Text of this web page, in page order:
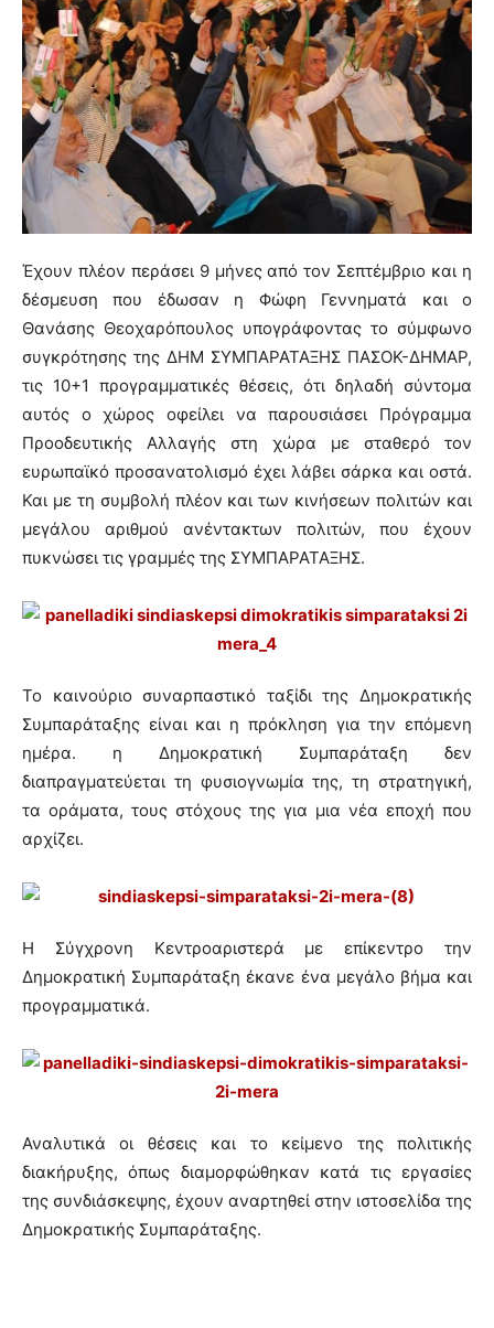
Έχουν πλέον περάσει 9 μήνες από τον Σεπτέμβριο και η
δέσμευση που έδωσαν η Φώφη Γεννηματά και ο
Θανάσης Θεοχαρόπουλος υπογράφοντας το σύμφωνο
συγκρότησης της ΔΗΜ ΣΥΜΠΑΡΑΤΑΞΗΣ ΠΑΣΟΚ-ΔΗΜΑΡ,
τις 10+1 προγραμματικές θέσεις, ότι δηλαδή σύντομα
αυτός ο χώρος οφείλει να παρουσιάσει Πρόγραμμα
Προοδευτικής Αλλαγής στη χώρα με σταθερό τον
ευρωπαϊκό προσανατολισμό έχει λάβει σάρκα και οστά.
Και με τη συμβολή πλέον και των κινήσεων πολιτών και
μεγάλου αριθμού ανέντακτων πολιτών, που έχουν
πυκνώσει τις γραμμές της ΣΥΜΠΑΡΑΤΑΞΗΣ.
Το καινούριο συναρπαστικό ταξίδι της Δημοκρατικής
Συμπαράταξης είναι και η πρόκληση για την επόμενη
ημέρα. η Δημοκρατική Συμπαράταξη δεν
διαπραγματεύεται τη φυσιογνωμία της, τη στρατηγική,
τα οράματα, τους στόχους της για μια νέα εποχή που
αρχίζει.
Η Σύγχρονη Κεντροαριστερά με επίκεντρο την
Δημοκρατική Συμπαράταξη έκανε ένα μεγάλο βήμα και
προγραμματικά.
Αναλυτικά οι θέσεις και το κείμενο της πολιτικής
διακήρυξης, όπως διαμορφώθηκαν κατά τις εργασίες
της συνδιάσκεψης, έχουν αναρτηθεί στην ιστοσελίδα της
Δημοκρατικής Συμπαράταξης.